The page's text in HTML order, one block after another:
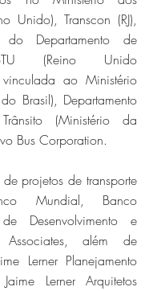
Unido), Transcon (RJ),
do Departamento de
(Reino Unido
vinculada ao Ministério
Brasil), Departamento
(Ministério da
Bus Corporation.
de projetos de transporte
Mundial, Banco
de Desenvolvimento e
além de
Lerner Planejamento
Lerner Arquitetos